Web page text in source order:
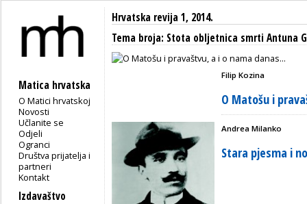
Matica hrvatska
O Matici hrvatskoj
Novosti
Učlanite se
Odjeli
Ogranci
Društva prijatelja i
partneri
Kontakt
Izdavaštvo
Hrvatska revija 1, 2014.
Tema broja: Stota obljetnica smrti Antuna
Filip Kozina
O Matošu i
Andrea Milanko
Stara pjesma i